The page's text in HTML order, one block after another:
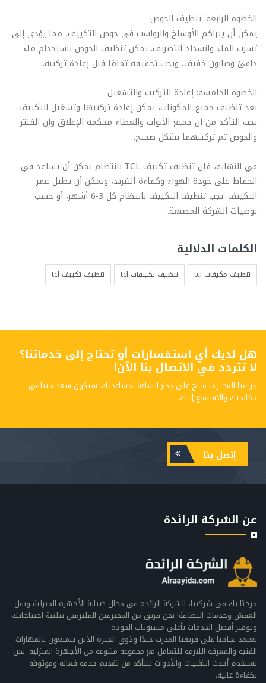
الخطوة الرابعة: تنظيف الحوض
يمكن أن يتراكم الأوساخ والرواسب في حوض التكييف، مما يؤدي إلى
تسرب الماء وانسداد التصريف. يمكن تنظيف الحوض باستخدام ماء
دافئ وصابون خفيف، ويجب تجفيفه تمامًا قبل إعادة تركيبه.
الخطوة الخامسة: إعادة التركيب والتشغيل
بعد تنظيف جميع المكونات، يمكن إعادة تركيبها وتشغيل التكييف.
يجب التأكد من أن جميع الأبواب والغطاء محكمة الإغلاق وأن الفلتر
والحوض تم تركيبهما بشكل صحيح.
في النهاية، فإن تنظيف تكييف TCL بانتظام يمكن أن يساعد في
الحفاظ على جودة الهواء وكفاءة التبريد، ويمكن أن يطيل عمر
التكييف. يجب تنظيف التكييف بانتظام كل 3-6 أشهر، أو حسب
توصيات الشركة المصنعة.
الكلمات الدلالية
تنظيف مكيفات tcl تنظيف تكييفات tcl تنظيف تكييف tcl
هل لديك أي استفسارات أو تحتاج إلى خدماتنا؟
لا تتردد في الاتصال بنا الآن!
فريقنا المحترف متاح على مدار الساعة لمساعدتك. سنكون سعداء بتلقي
مكالمتك والاستماع إليك.
إتصل بنا
عن الشركة الرائدة
مرحبًا بك في شركتنا، الشركة الرائدة في مجال صيانة الأجهزة المنزلية ونقل
العفش وخدمات النظافة! نحن فريق من المحترفين الملتزمين بتلبية احتياجاتك
وتوفير أفضل الخدمات بأعلى مستويات الجودة.
يعتمد نجاحنا على فريقنا المدرب جيدًا وذوي الخبرة الذين يتمتعون بالمهارات
الفنية والمعرفة اللازمة للتعامل مع مجموعة متنوعة من الأجهزة المنزلية. نحن
نستخدم أحدث التقنيات والأدوات للتأكد من تقديم خدمة فعالة وموثوقة
بكفاءة عالية.